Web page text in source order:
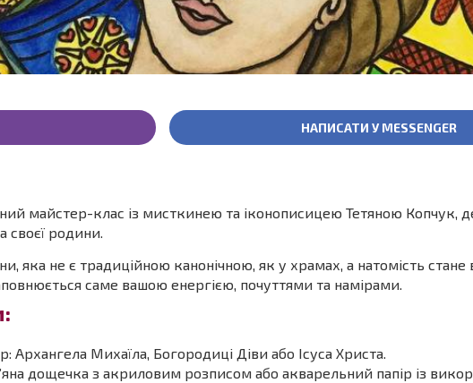
НАПИСАТИ У MESSENGER
майстер-клас із мисткинею та іконописицею Тетяною Копчук,
своєї родини.
яка не є традиційною канонічною, як у храмах, а натомість
саме вашою енергією, почуттями та намірами.
Архангела Михаїла, Богородиці Діви або Ісуса Христа.
дощечка з акриловим розписом або акварельний папір із